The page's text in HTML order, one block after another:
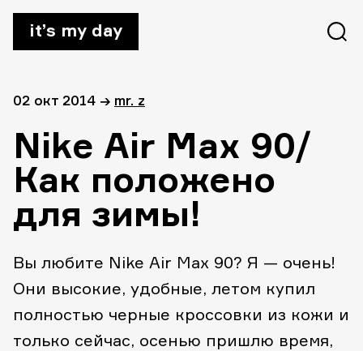
it’s my day
02 окт 2014 → mr. z
Nike Air Max 90/
Как положено
для зимы!
Вы любите Nike Air Max 90? Я — очень!
Они высокие, удобные, летом купил
полностью черные кроссовки из кожи и
только сейчас, осенью пришлю время,